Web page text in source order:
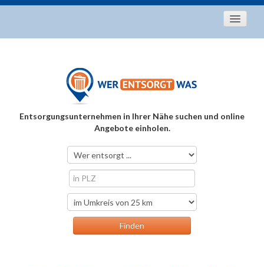
Entsorgungstipps
Über uns
Entsorgungsunternehmen in Ihrer Nähe suchen und online
Angebote einholen.